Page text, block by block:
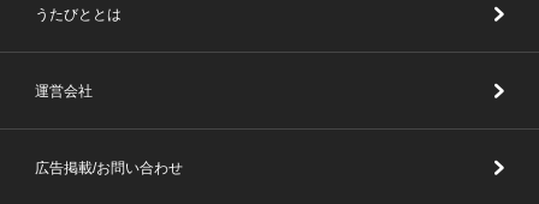
うたびととは
運営会社
広告掲載/お問い合わせ